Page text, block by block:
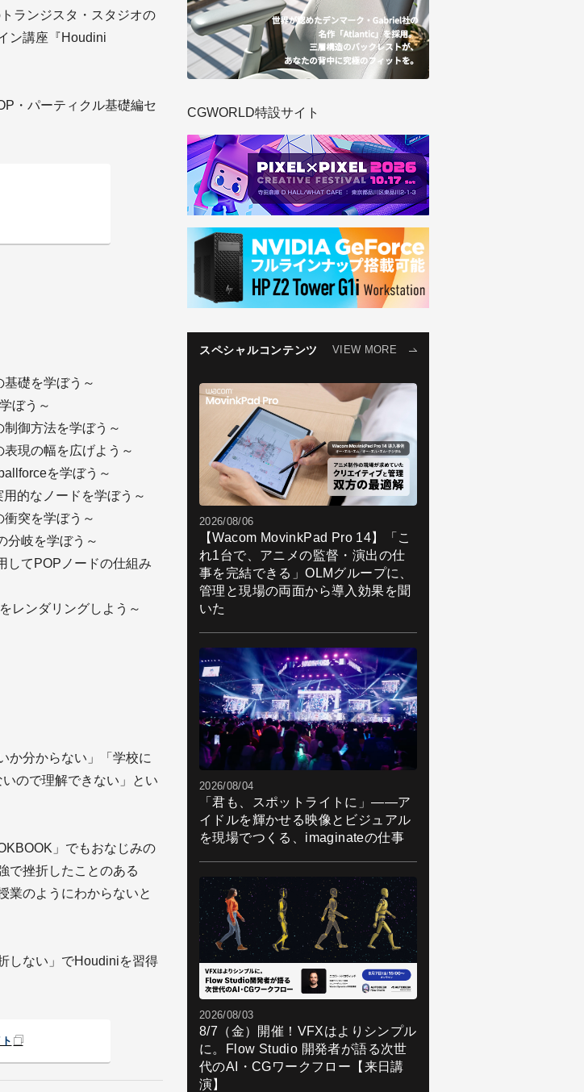
ランジスタ・スタジオの
ン講座『Houdini
・パーティクル基礎編セ
礎を学ぼう～
ぼう～
御方法を学ぼう～
現の幅を広げよう～
を学ぼう～
的なノードを学ぼう～
突を学ぼう～
分岐を学ぼう～
してPOPノードの仕組み
レンダリングしよう～
か分からない」「学校に
ので理解できない」とい
」でもおなじみの
で挫折したことのある
業のようにわからないと
しない」でHoudiniを習得
CGWORLD特設サイト
スペシャルコンテンツ VIEW MORE
2026/08/06
【Wacom MovinkPad Pro 14】「こ
れ1台で、アニメの監督・演出の仕
事を完結できる」OLMグループに、
管理と現場の両面から導入効果を聞
いた
2026/08/04
「君も、スポットライトに」――ア
イドルを輝かせる映像とビジュアル
を現場でつくる、imaginateの仕事
2026/08/03
8/7（金）開催！VFXはよりシンプル
に。Flow Studio 開発者が語る次世
代のAI・CGワークフロー【来日講
演】